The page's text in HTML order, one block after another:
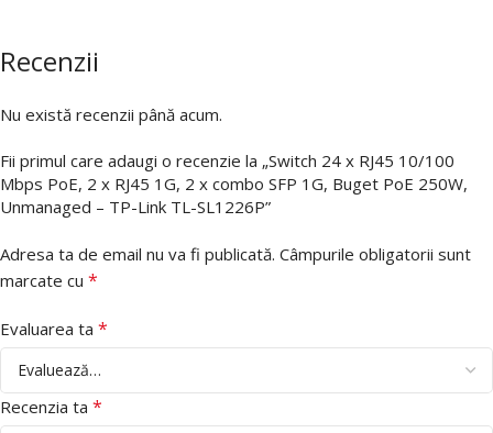
Recenzii
Nu există recenzii până acum.
Fii primul care adaugi o recenzie la „Switch 24 x RJ45 10/100
Mbps PoE, 2 x RJ45 1G, 2 x combo SFP 1G, Buget PoE 250W,
Unmanaged – TP-Link TL-SL1226P”
Adresa ta de email nu va fi publicată. Câmpurile obligatorii sunt
marcate cu *
Evaluarea ta *
Recenzia ta *